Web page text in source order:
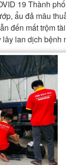
19 Thành
ẩu đả mâu
đến mất trộm
lan dịch bệnh